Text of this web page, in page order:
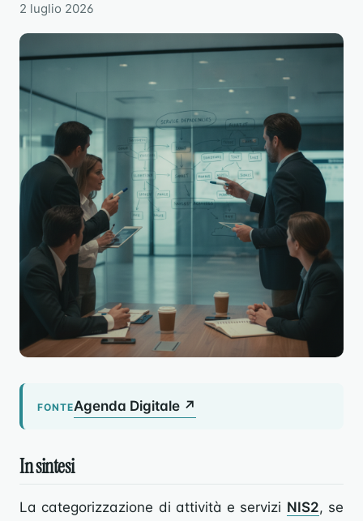
2 luglio 2026
FONTEAgenda Digitale ↗
In sintesi
La categorizzazione di attività e servizi NIS2, se